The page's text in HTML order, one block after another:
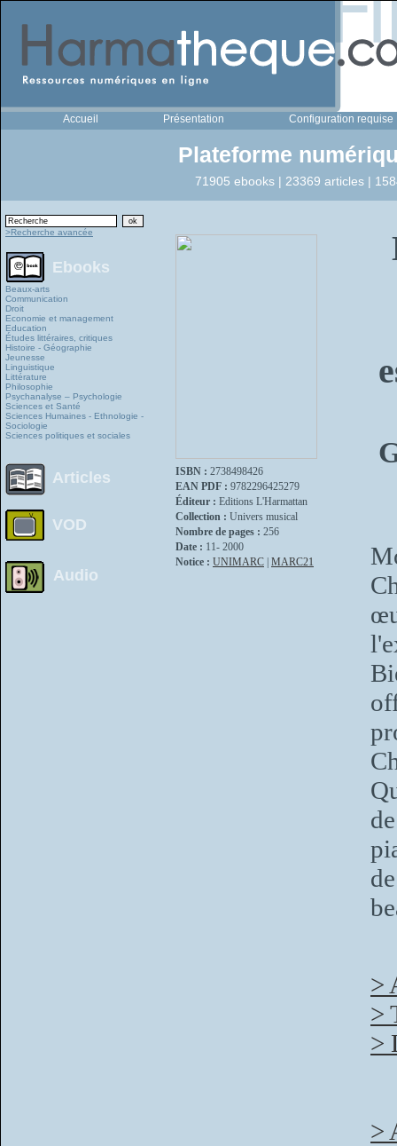
Accueil Présentation Configuration requise
Plateforme
71905 ebooks | 23369 articles |
>Recherche avancée
Ebooks
Beaux-arts
Communication
Droit
Economie et management
Education
Études littéraires, critiques
Histoire - Géographie
Jeunesse
Linguistique
Littérature
Philosophie
Psychanalyse – Psychologie
Sciences et Santé
Sciences Humaines - Ethnologie -
Sociologie
Sciences politiques et sociales
Articles
VOD
Audio
ISBN : 2738498426
EAN PDF : 9782296425279
Éditeur : Editions L'Harmattan
Collection : Univers musical
Nombre de pages : 256
Date : 11- 2000
Notice : UNIMARC MARC21
>
>
>
>